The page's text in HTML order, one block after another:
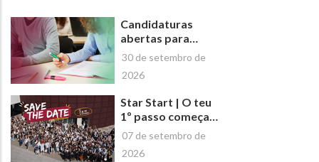
Candidaturas
abertas para
Novos Cursos de
Escola Superior de
(ESSL)
30 de setembro de
2026
Star Start | O teu
1º passo começa
aqui!
07 de setembro de
2026